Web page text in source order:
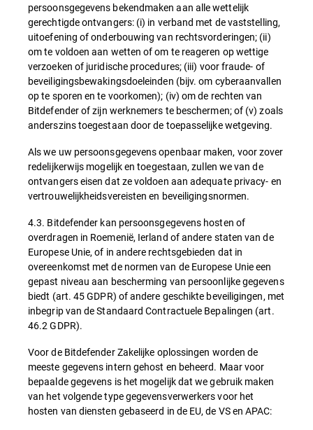
persoonsgegevens bekendmaken aan alle wettelijk
gerechtigde ontvangers: (i) in verband met de vaststelling,
uitoefening of onderbouwing van rechtsvorderingen; (ii)
om te voldoen aan wetten of om te reageren op wettige
verzoeken of juridische procedures; (iii) voor fraude- of
beveiligingsbewakingsdoeleinden (bijv. om cyberaanvallen
op te sporen en te voorkomen); (iv) om de rechten van
Bitdefender of zijn werknemers te beschermen; of (v) zoals
anderszins toegestaan door de toepasselijke wetgeving.
Als we uw persoonsgegevens openbaar maken, voor zover
redelijkerwijs mogelijk en toegestaan, zullen we van de
ontvangers eisen dat ze voldoen aan adequate privacy- en
vertrouwelijkheidsvereisten en beveiligingsnormen.
4.3. Bitdefender kan persoonsgegevens hosten of
overdragen in Roemenië, Ierland of andere staten van de
Europese Unie, of in andere rechtsgebieden dat in
overeenkomst met de normen van de Europese Unie een
gepast niveau aan bescherming van persoonlijke gegevens
biedt (art. 45 GDPR) of andere geschikte beveiligingen, met
inbegrip van de Standaard Contractuele Bepalingen (art.
46.2 GDPR).
Voor de Bitdefender Zakelijke oplossingen worden de
meeste gegevens intern gehost en beheerd. Maar voor
bepaalde gegevens is het mogelijk dat we gebruik maken
van het volgende type gegevensverwerkers voor het
hosten van diensten gebaseerd in de EU, de VS en APAC: